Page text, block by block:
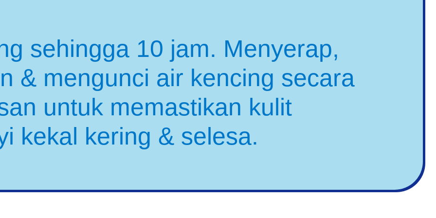
sehingga 10 jam. Menyerap,
& mengunci air kencing secara
untuk memastikan kulit
kekal kering & selesa.